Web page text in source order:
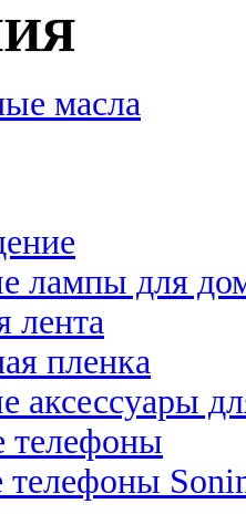
масла
лампы для
лента
пленка
аксессуары
телефоны